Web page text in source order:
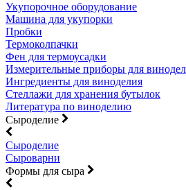
Укупорочное оборудование
Машина для укупорки
Пробки
Термоколпачки
Фен для термоусадки
Измерительные приборы для
Ингредиенты для виноделия
Стеллажи для хранения бутылок
Литература по виноделию
Сыроделие
Сыроделие
Сыроварни
Формы для сыра